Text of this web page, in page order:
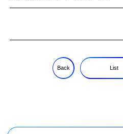
Back List